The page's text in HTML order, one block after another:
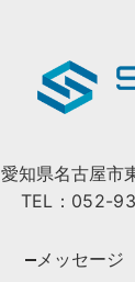
愛知県名古屋市
TEL：052-
メッセージ